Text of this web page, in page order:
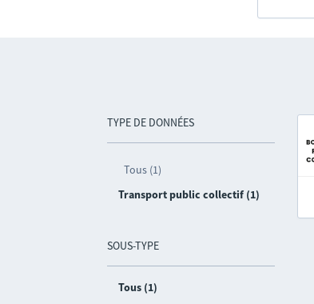
TYPE DE DONNÉES
Tous (1)
Transport public collectif (1)
SOUS-TYPE
Tous (1)